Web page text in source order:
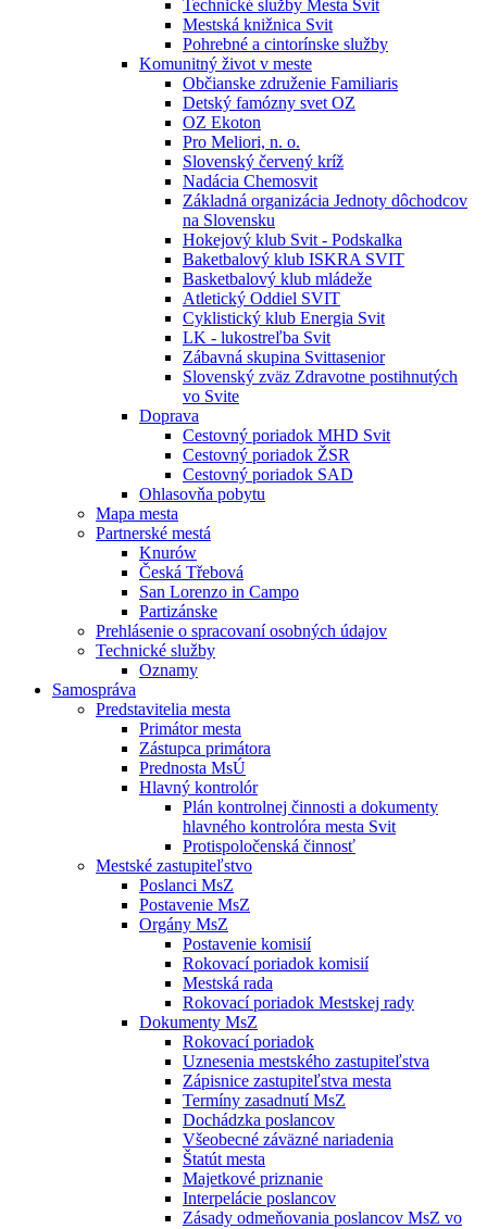
Technické služby Mesta Svit
Mestská knižnica Svit
Pohrebné a cintorínske služby
Komunitný život v meste
Občianske združenie Familiaris
Detský famózny svet OZ
OZ Ekoton
Pro Meliori, n. o.
Slovenský červený kríž
Nadácia Chemosvit
Základná organizácia Jednoty dôchodcov
na Slovensku
Hokejový klub Svit - Podskalka
Baketbalový klub ISKRA SVIT
Basketbalový klub mládeže
Atletický Oddiel SVIT
Cyklistický klub Energia Svit
LK - lukostreľba Svit
Zábavná skupina Svittasenior
Slovenský zväz Zdravotne postihnutých
vo Svite
Doprava
Cestovný poriadok MHD Svit
Cestovný poriadok ŽSR
Cestovný poriadok SAD
Ohlasovňa pobytu
Mapa mesta
Partnerské mestá
Knurów
Česká Třebová
San Lorenzo in Campo
Partizánske
Prehlásenie o spracovaní osobných údajov
Technické služby
Oznamy
Samospráva
Predstavitelia mesta
Primátor mesta
Zástupca primátora
Prednosta MsÚ
Hlavný kontrolór
Plán kontrolnej činnosti a dokumenty
hlavného kontrolóra mesta Svit
Protispoločenská činnosť
Mestské zastupiteľstvo
Poslanci MsZ
Postavenie MsZ
Orgány MsZ
Postavenie komisií
Rokovací poriadok komisií
Mestská rada
Rokovací poriadok Mestskej rady
Dokumenty MsZ
Rokovací poriadok
Uznesenia mestského zastupiteľstva
Zápisnice zastupiteľstva mesta
Termíny zasadnutí MsZ
Dochádzka poslancov
Všeobecné záväzné nariadenia
Štatút mesta
Majetkové priznanie
Interpelácie poslancov
Zásady odmeňovania poslancov MsZ vo